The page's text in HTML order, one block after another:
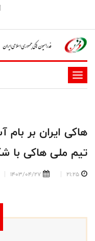
-
-
-
-
هاکی ایران بر بام
تیم ملی هاکی با
21:25
1403/04/27